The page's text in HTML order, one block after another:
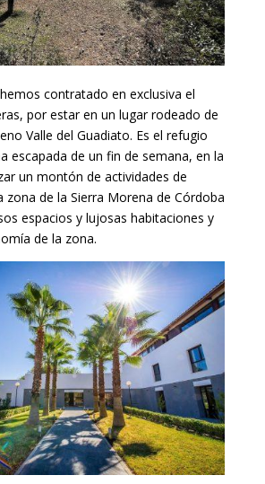
contratado en exclusiva el
por estar en un lugar rodeado de
Valle del Guadiato. Es el refugio
escapada de un fin de semana, en la
un montón de actividades de
zona de la Sierra Morena de Córdoba
espacios y lujosas habitaciones y
de la zona.